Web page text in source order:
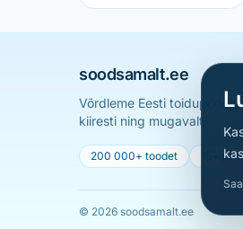
soodsamalt.ee
Võrdleme Eesti
kiiresti ning mugavalt.
200 000+ toodet 15+
© 2026 soodsamalt.ee